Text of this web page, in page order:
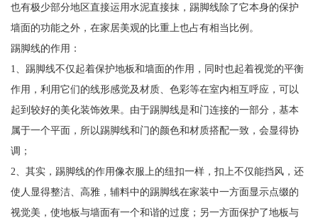
也有极少部分地区直接运用水泥直接抹，踢脚线除了它本身的保护
墙面的功能之外，在家居美观的比重上也占有相当比例。
踢脚线的作用：
1、踢脚线不仅起着保护地板和墙面的作用，同时也起着视觉的平衡
作用，利用它们的线形感觉及材质、色彩等在室内相互呼应，可以
起到较好的美化装饰效果。由于踢脚线是和门连接的一部分，基本
属于一个平面，所以踢脚线和门的颜色和材质搭配一致，会显得协
调；
2、其实，踢脚线的作用像衣服上的纽扣一样，扣上不仅能挡风，还
使人显得整洁、高雅，辅料中的踢脚线在家装中一方面显示点缀的
视觉美，使地板与墙面有一个和谐的过度；另一方面保护了地板与